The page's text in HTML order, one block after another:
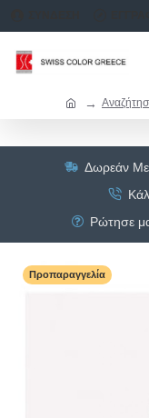
Δωρεάν
Ρώτησε
Προπαραγγελία